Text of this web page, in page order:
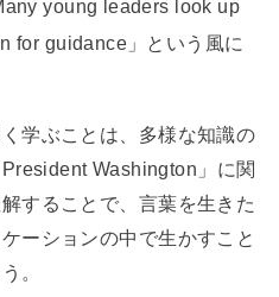
young leaders look up
for guidance」という風に
学ぶことは、多様な知識の
Washington」に関
することで、言葉を生きた
ーションの中で生かすこと
。